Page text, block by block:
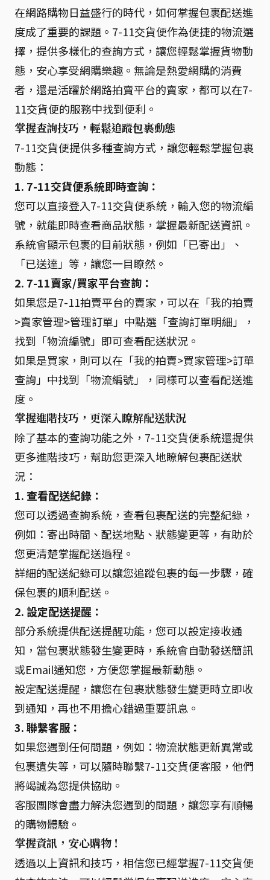
在網路購物日益盛行的時代，如何掌握包裹配送進
度成了重要的課題。7-11交貨便作為便捷的物流選
擇，提供多樣化的查詢方式，讓您輕鬆掌握貨物動
態，安心享受網購樂趣。無論是熱愛網購的消費
者，還是活躍於網路拍賣平台的賣家，都可以在7-
11交貨便的服務中找到便利。
掌握查詢技巧，輕鬆追蹤包裹動態
7-11交貨便提供多種查詢方式，讓您輕鬆掌握包裹
動態：
1. 7-11交貨便系統即時查詢：
您可以直接登入7-11交貨便系統，輸入您的物流編
號，就能即時查看商品狀態，掌握最新配送資訊。
系統會顯示包裹的目前狀態，例如「已寄出」、
「已送達」等，讓您一目瞭然。
2. 7-11賣家/買家平台查詢：
如果您是7-11拍賣平台的賣家，可以在「我的拍賣
>賣家管理>管理訂單」中點選「查詢訂單明細」，
找到「物流編號」即可查看配送狀況。
如果是買家，則可以在「我的拍賣>買家管理>訂單
查詢」中找到「物流編號」，同樣可以查看配送進
度。
掌握進階技巧，更深入瞭解配送狀況
除了基本的查詢功能之外，7-11交貨便系統還提供
更多進階技巧，幫助您更深入地瞭解包裹配送狀
況：
1. 查看配送紀錄：
您可以透過查詢系統，查看包裹配送的完整紀錄，
例如：寄出時間、配送地點、狀態變更等，有助於
您更清楚掌握配送過程。
詳細的配送紀錄可以讓您追蹤包裹的每一步驟，確
保包裹的順利配送。
2. 設定配送提醒：
部分系統提供配送提醒功能，您可以設定接收通
知，當包裹狀態發生變更時，系統會自動發送簡訊
或Email通知您，方便您掌握最新動態。
設定配送提醒，讓您在包裹狀態發生變更時立即收
到通知，再也不用擔心錯過重要訊息。
3. 聯繫客服：
如果您遇到任何問題，例如：物流狀態更新異常或
包裹遺失等，可以隨時聯繫7-11交貨便客服，他們
將竭誠為您提供協助。
客服團隊會盡力解決您遇到的問題，讓您享有順暢
的購物體驗。
掌握資訊，安心購物！
透過以上資訊和技巧，相信您已經掌握7-11交貨便